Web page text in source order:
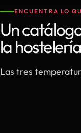
ENCUENTRA LO
Un
la
Las tres